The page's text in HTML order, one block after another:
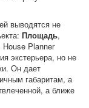
выводятся не
Площадь,
Planner
экстерьера, но не
Он дает
габаритам, а
а ближе